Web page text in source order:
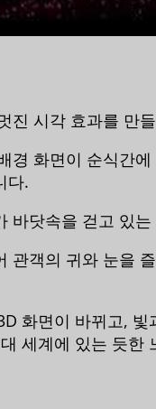
진 시각 효과를 만
경 화면이 순식간
다.
바닷속을 걷고 있
관객의 귀와 눈을
화면이 바뀌고,
세계에 있는 듯한